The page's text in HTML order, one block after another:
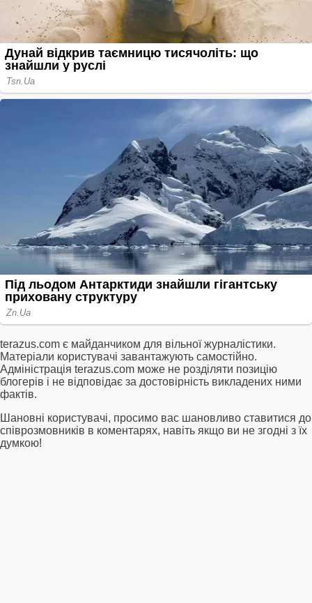
terazus.com є майданчиком для вільної журналістики.
Матеріали користувачі завантажують самостійно.
Адміністрація terazus.com може не розділяти позицію
блогерів і не відповідає за достовірність викладених ними
фактів.
Шановні користувачі, просимо вас шановливо ставитися до
співрозмовників в коментарях, навіть якщо ви не згодні з їх
думкою!